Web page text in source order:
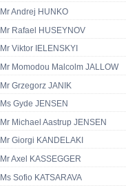
Mr Andrej HUNKO
Mr Rafael HUSEYNOV
Mr Viktor IELENSKYI
Mr Momodou Malcolm JALLOW
Mr Grzegorz JANIK
Ms Gyde JENSEN
Mr Michael Aastrup JENSEN
Mr Giorgi KANDELAKI
Mr Axel KASSEGGER
Ms Sofio KATSARAVA